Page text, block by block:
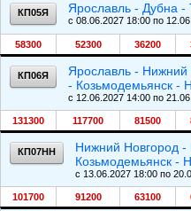
КП05Я Ярославль - Дубна
c 08.06.2027 18:00 по
58300 52300 36200
КП06Я
Ярославль - Нижний
- Козьмодемьянск -
c 12.06.2027 14:00 по
131300 117700 81500
КП07НН
Нижний Новгород -
Козьмодемьянск -
c 13.06.2027 18:00 по
101700 91200 63100